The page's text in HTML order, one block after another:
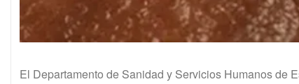
El Departamento de Sanidad y Servicios Humanos de